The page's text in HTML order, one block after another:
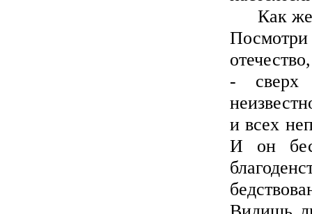
Как же
- сверх
и всех
И он